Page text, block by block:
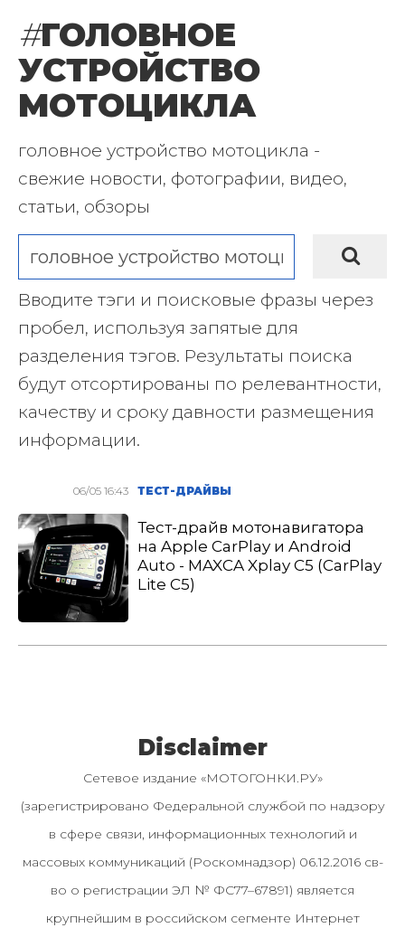
#ГОЛОВНОЕ
УСТРОЙСТВО
МОТОЦИКЛА
головное устройство мотоцикла -
свежие новости, фотографии, видео,
статьи, обзоры
Вводите тэги и поисковые фразы через
пробел, используя запятые для
разделения тэгов. Результаты поиска
будут отсортированы по релевантности,
качеству и сроку давности размещения
информации.
06/05 16:43 ТЕСТ-ДРАЙВЫ
Тест-драйв мотонавигатора
на Apple CarPlay и Android
Auto - MAXCA Xplay C5 (CarPlay
Lite C5)
Disclaimer
Сетевое издание «МОТОГОНКИ.РУ»
(зарегистрировано Федеральной службой по надзору
в сфере связи, информационных технологий и
массовых коммуникаций (Роскомнадзор) 06.12.2016 св-
во о регистрации ЭЛ № ФС77–67891) является
крупнейшим в российском сегменте Интернет